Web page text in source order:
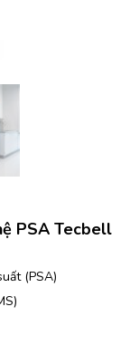
PSA Tecbell
(PSA)